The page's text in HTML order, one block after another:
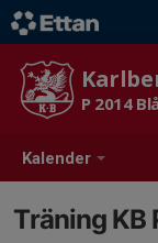
Kalender
P 2014
Träning KB